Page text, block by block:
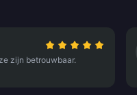
zijn betrouwbaar.